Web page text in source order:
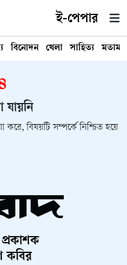
ই-পেপার
বিনোদন খেলা সাহিত্য মতামত
যায়নি
বিষয়টি সম্পর্কে নিশ্চিত হয়ে
কবির